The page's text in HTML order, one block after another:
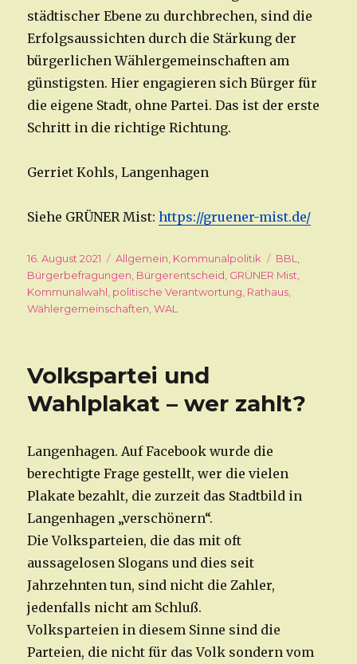
städtischer Ebene zu durchbrechen, sind die
Erfolgsaussichten durch die Stärkung der
bürgerlichen Wählergemeinschaften am
günstigsten. Hier engagieren sich Bürger für
die eigene Stadt, ohne Partei. Das ist der erste
Schritt in die richtige Richtung.
Gerriet Kohls, Langenhagen
Siehe GRÜNER Mist:https://gruener-mist.de/
Veröffentlicht
am
16. August 2021 Kategorien
Allgemein Kommunalpolitik Schlagwörter
BBL
Bürgerbefragungen Bürgerentscheid GRÜNER Mist
Kommunalwahl politische Verantwortung Rathaus
Wählergemeinschaften ,WAL
Volkspartei und
Wahlplakat – wer zahlt?
Langenhagen. Auf Facebook wurde die
berechtigte Frage gestellt, wer die vielen
Plakate bezahlt, die zurzeit das Stadtbild in
Langenhagen „verschönern“.
Die Volksparteien, die das mit oft
aussagelosen Slogans und dies seit
Jahrzehnten tun, sind nicht die Zahler,
jedenfalls nicht am Schluß.
Volksparteien in diesem Sinne sind die
Parteien, die nicht für das Volk sondern vom